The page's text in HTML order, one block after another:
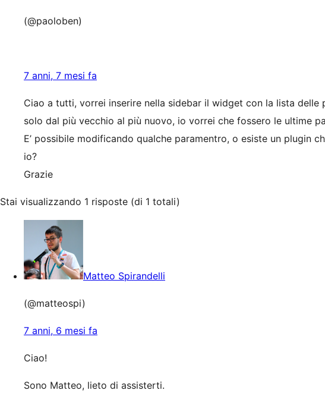
(@paoloben)
7 anni, 7 mesi fa
Ciao a tutti, vorrei inserire nella sidebar il widget con la lista
solo dal più vecchio al più nuovo, io vorrei che fossero le ultime
E’ possibile modificando qualche paramentro, o esiste un plugin
io?
Grazie
Stai visualizzando 1 risposte (di 1 totali)
Matteo Spirandelli
(@matteospi)
7 anni, 6 mesi fa
Ciao!
Sono Matteo, lieto di assisterti.